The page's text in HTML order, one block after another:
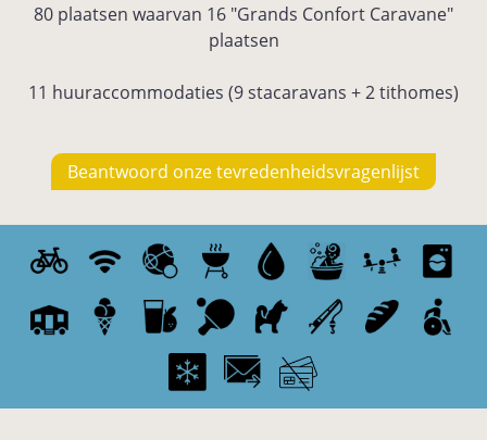
80 plaatsen waarvan 16 "Grands Confort Caravane"
plaatsen
11 huuraccommodaties (9 stacaravans + 2 tithomes)
Beantwoord onze tevredenheidsvragenlijst